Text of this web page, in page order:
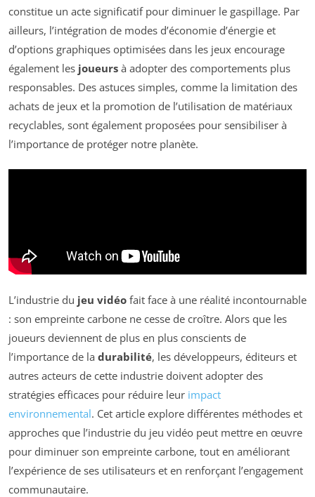
constitue un acte significatif pour diminuer le gaspillage. Par
ailleurs, l’intégration de modes d’économie d’énergie et
d’options graphiques optimisées dans les jeux encourage
également les joueurs à adopter des comportements plus
responsables. Des astuces simples, comme la limitation des
achats de jeux et la promotion de l’utilisation de matériaux
recyclables, sont également proposées pour sensibiliser à
l’importance de protéger notre planète.
L’industrie du jeu vidéo fait face à une réalité incontournable
: son empreinte carbone ne cesse de croître. Alors que les
joueurs deviennent de plus en plus conscients de
l’importance de la durabilité, les développeurs, éditeurs et
autres acteurs de cette industrie doivent adopter des
stratégies efficaces pour réduire leur impact
environnemental. Cet article explore différentes méthodes et
approches que l’industrie du jeu vidéo peut mettre en œuvre
pour diminuer son empreinte carbone, tout en améliorant
l’expérience de ses utilisateurs et en renforçant l’engagement
communautaire.